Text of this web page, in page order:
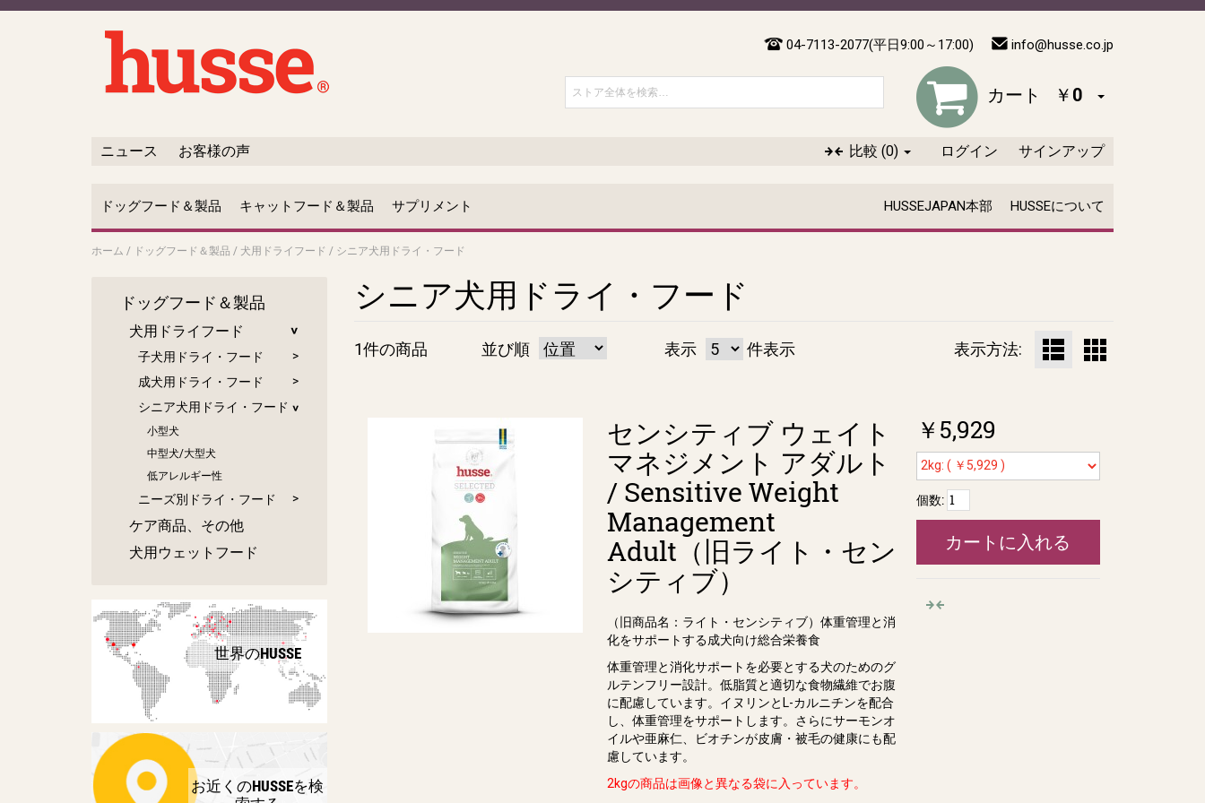
04-7113-2077(平日9:00～17:00) info@husse.co.jp
カート ￥0
比較 (0) ログイン サインアップ
ニュース お客様の声
ドッグフード＆製品 キャットフード＆製品 サプリメント HUSSEJAPAN本部 HUSSEについて
ホーム / ドッグフード＆製品 / 犬用ドライフード / シニア犬用ドライ・フード
シニア犬用ドライ・フード
1件の商品 並び順 表示 件表示 表示方法:
センシティブ ウェイト
マネジメント アダルト
/ Sensitive Weight
Management
Adult（旧ライト・セン
シティブ）
（旧商品名：ライト・センシティブ）体重管理と消
化をサポートする成犬向け総合栄養⾷
体重管理と消化サポートを必要とする犬のためのグ
ルテンフリー設計。低脂質と適切な⾷物繊維でお腹
に配慮しています。イヌリンとL-カルニチンを配合
し、体重管理をサポートします。さらにサーモンオ
イルや亜⿇仁、ビオチンが⽪膚・被⽑の健康にも配
慮しています。
2kgの商品は画像と異なる袋に入っています。
￥5,929
個数:
カートに入れる
ドッグフード＆製品
犬用ドライフード
子犬用ドライ・フード
成犬用ドライ・フード
シニア犬用ドライ・フード
小型犬
中型犬/大型犬
低アレルギー性
ニーズ別ドライ・フード
ケア商品、その他
犬用ウェットフード
世界のHUSSE
お近くのHUSSEを検